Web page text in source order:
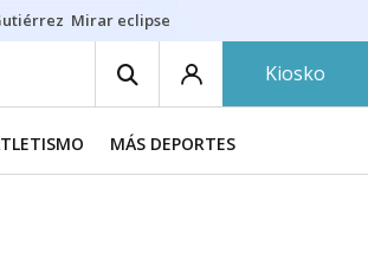
Mirar eclipse
Kiosko
MÁS DEPORTES